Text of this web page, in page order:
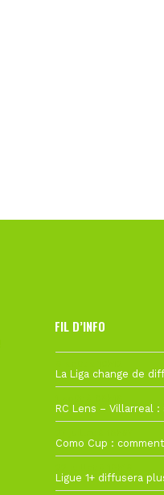
FIL D’INFO